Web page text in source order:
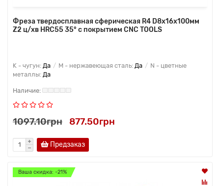
Фреза твердосплавная сферическая R4 D8x16x100мм
Z2 ц/хв HRC55 35° с покрытием CNC TOOLS
K - чугун: Да M - нержавеющая сталь: Да
N - цветные
металлы: Да
1097.10грн 877.50грн
Предзаказ
Ваша скидка: -21%